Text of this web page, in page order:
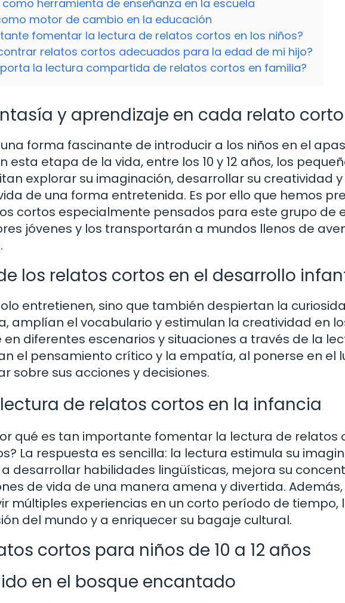
herramienta de enseñanza en la escuela
motor de cambio en la educación
fomentar la lectura de relatos cortos en los niños?
relatos cortos adecuados para la edad de mi hijo?
la lectura compartida de relatos cortos en familia?
y aprendizaje en cada relato corto
forma fascinante de introducir a los niños en el
esta etapa de la vida, entre los 10 y 12 años, los
explorar su imaginación, desarrollar su creatividad
de una forma entretenida. Es por ello que hemos
cortos especialmente pensados para este grupo de
jóvenes y los transportarán a mundos llenos de
los relatos cortos en el desarrollo
entretienen, sino que también despiertan la
amplían el vocabulario y estimulan la creatividad en
diferentes escenarios y situaciones a través de la
el pensamiento crítico y la empatía, al ponerse en el
sobre sus acciones y decisiones.
de relatos cortos en la infancia
qué es tan importante fomentar la lectura de relatos
La respuesta es sencilla: la lectura estimula su
desarrollar habilidades lingüísticas, mejora su
de vida de una manera amena y divertida.
múltiples experiencias en un corto período de tiempo,
del mundo y a enriquecer su bagaje cultural.
cortos para niños de 10 a 12 años
en el bosque encantado